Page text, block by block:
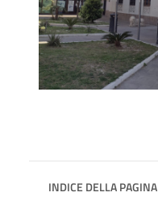
INDICE DELLA PAGINA